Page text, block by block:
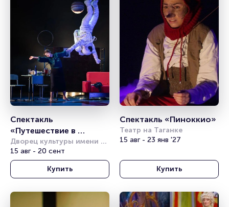
Спектакль
«Путешествие в
космос» (Театр
Комикс)
Дворец культуры имени
Горбунова
15 авг - 20 сент
Купить
Театр на Таганке
15 авг - 23 янв '27
Купить